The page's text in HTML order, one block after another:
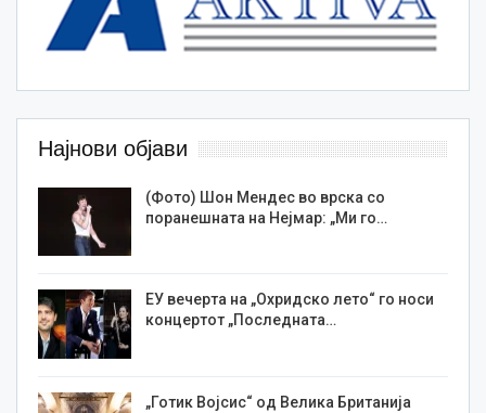
Најнови објави
(Фото) Шон Мендес во врска со
поранешната на Нејмар: „Ми го…
ЕУ вечерта на „Охридско лето“ го носи
концертот „Последната…
„Готик Војсис“ од Велика Британија